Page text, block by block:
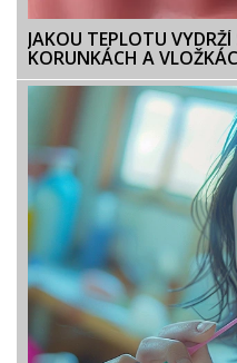
JAKOU TEPLOTU
KORUNKÁCH A